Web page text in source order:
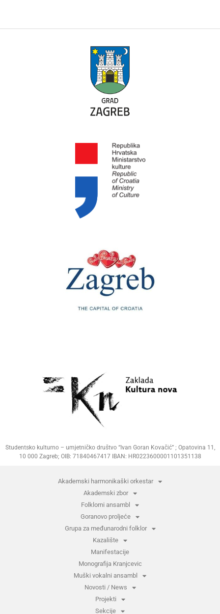
Studentsko kulturno – umjetničko društvo “Ivan Goran Kovačić” ; Opatovina 11,
10 000 Zagreb; OIB: 71840467417 IBAN: HR0223600001101351138
Akademski harmonikaški orkestar
Akademski zbor
Folklorni ansambl
Goranovo proljeće
Grupa za međunarodni folklor
Kazalište
Manifestacije
Monografija Kranjcevic
Muški vokalni ansambl
Novosti / News
Projekti
Sekcije